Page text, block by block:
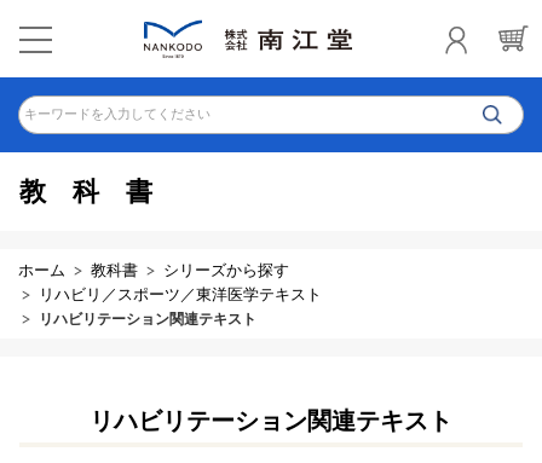
キーワードを入力してください
教科書
ホーム 教科書
シリーズから探す
リハビリ／スポーツ／東洋医学テキスト
リハビリテーション関連テキスト
リハビリテーション関連テキスト